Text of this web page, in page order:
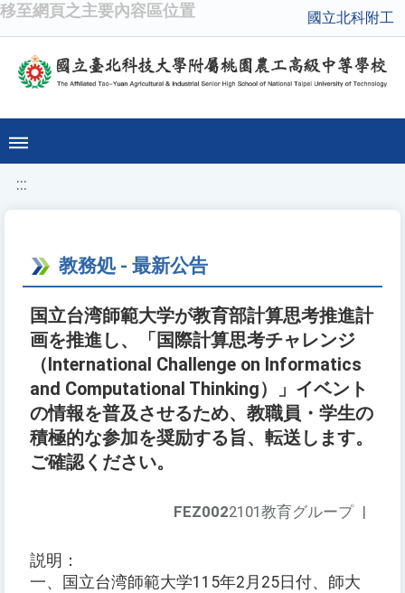
移至網頁之主要內容區位置 國立北科附工
:::
教務処 - 最新公告
国立台湾師範大学が教育部計算思考推進計
画を推進し、「国際計算思考チャレンジ
（International Challenge on Informatics
and Computational Thinking）」イベント
の情報を普及させるため、教職員・学生の
積極的な参加を奨励する旨、転送します。
ご確認ください。
FEZ0022101教育グループ |
説明：
一、国立台湾師範大学115年2月25日付、師大